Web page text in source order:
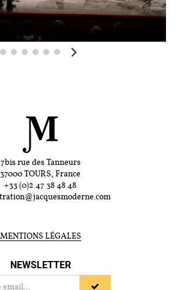
7bis rue des Tanneurs
37000 TOURS, France
+33 (0)2 47 38 48 48
MENTIONS LÉGALES
NEWSLETTER